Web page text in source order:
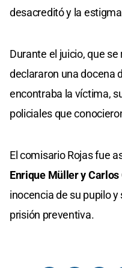
desacreditó y la
Durante el juicio, que
declararon una docena
encontraba la víctima,
policiales que
El comisario Rojas fue
Enrique Müller y Carlos
inocencia de su pupilo
prisión preventiva.